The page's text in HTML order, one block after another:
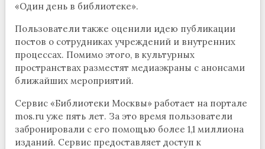
«Один день в библиотеке».
Пользователи также оценили идею публикации
постов о сотрудниках учреждений и внутренних
процессах. Помимо этого, в культурных
пространствах разместят медиаэкраны с анонсами
ближайших мероприятий.
Сервис «Библиотеки Москвы» работает на портале
mos.ru уже пять лет. За это время пользователи
забронировали с его помощью более 1,1 миллиона
изданий. Сервис предоставляет доступ к